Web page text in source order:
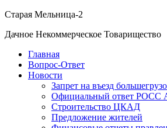
Старая Мельница-2
Дачное Некоммерческое Товарищество
Главная
Вопрос-Ответ
Новости
Запрет на въезд
Официальный ответ
Строительство ЦКАД
Предложение жителей